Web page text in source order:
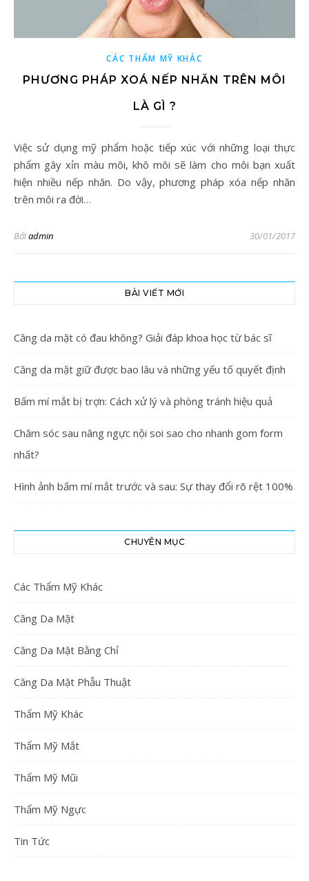
CÁC THẨM MỸ KHÁC
PHƯƠNG PHÁP XOÁ NẾP NHĂN TRÊN MÔI
LÀ GÌ ?
Việc sử dụng mỹ phẩm hoặc tiếp xúc với những loại thực
phẩm gây xỉn màu môi, khô môi sẽ làm cho môi bạn xuất
hiện nhiều nếp nhăn. Do vậy, phương pháp xóa nếp nhăn
trên môi ra đời…
Bởiadmin 30/01/2017
BÀI VIẾT MỚI
Căng da mặt có đau không? Giải đáp khoa học từ bác sĩ
Căng da mặt giữ được bao lâu và những yếu tố quyết định
Bấm mí mắt bị trợn: Cách xử lý và phòng tránh hiệu quả
Chăm sóc sau nâng ngực nội soi sao cho nhanh gom form
nhất?
Hình ảnh bấm mí mắt trước và sau: Sự thay đổi rõ rệt 100%
CHUYÊN MỤC
Các Thẩm Mỹ Khác
Căng Da Mặt
Căng Da Mặt Bằng Chỉ
Căng Da Mặt Phẫu Thuật
Thẩm Mỹ Khác
Thẩm Mỹ Mắt
Thẩm Mỹ Mũi
Thẩm Mỹ Ngực
Tin Tức